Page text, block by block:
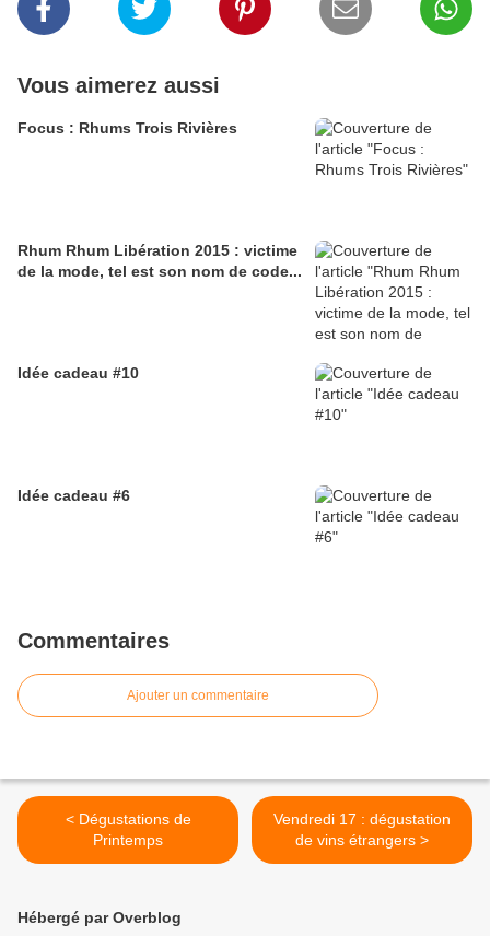
Vous aimerez aussi
Focus : Rhums Trois Rivières
Rhum Rhum Libération 2015 : victime
de la mode, tel est son nom de code...
Idée cadeau #10
Idée cadeau #6
Commentaires
Ajouter un commentaire
< Dégustations de
Printemps
Vendredi 17 : dégustation
de vins étrangers >
Hébergé par Overblog